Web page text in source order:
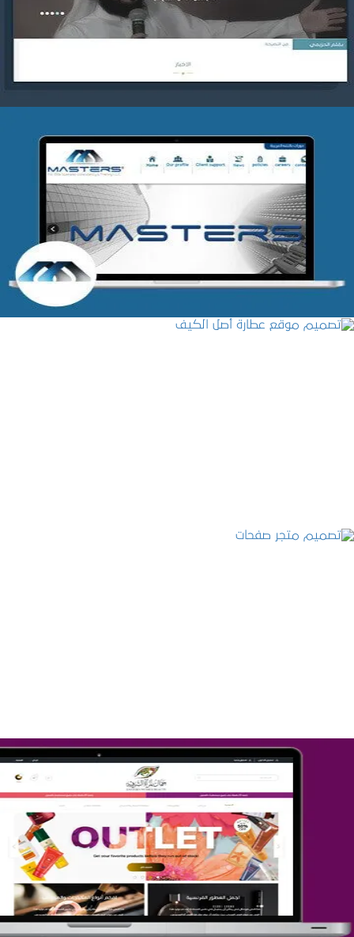
التفاصيل
شركة MASTERS للتدريب
التفاصيل
تصميم متجر جمال المرأة الشرقية
التفاصيل